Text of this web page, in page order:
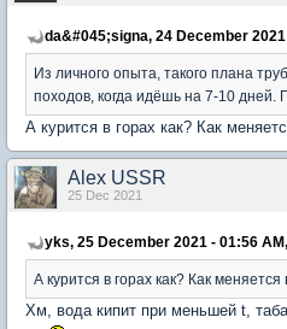
da&#045;signa, 24 December
Из личного опыта, такого плана
походов, когда идёшь на 7-10 дней.
А курится в горах как? Как
Alex USSR
25 Dec 2021
yks, 25 December 2021 - 01:56
А курится в горах как? Как
Хм, вода кипит при меньшей t,